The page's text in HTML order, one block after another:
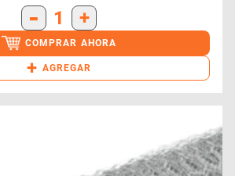
- 1 +
COMPRAR AHORA
+ AGREGAR